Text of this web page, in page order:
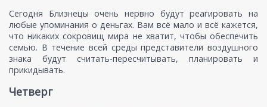
Сегодня Близнецы очень нервно будут реагировать на
любые упоминания о деньгах. Вам всё мало и всё кажется,
что никаких сокровищ мира не хватит, чтобы обеспечить
семью. В течение всей среды представители воздушного
знака будут считать-пересчитывать, планировать и
прикидывать.
Четверг